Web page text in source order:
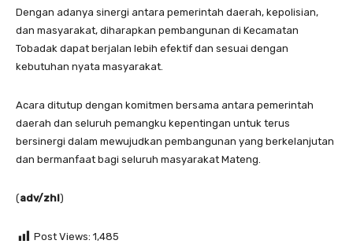
Dengan adanya sinergi antara pemerintah daerah, kepolisian,
dan masyarakat, diharapkan pembangunan di Kecamatan
Tobadak dapat berjalan lebih efektif dan sesuai dengan
kebutuhan nyata masyarakat.
Acara ditutup dengan komitmen bersama antara pemerintah
daerah dan seluruh pemangku kepentingan untuk terus
bersinergi dalam mewujudkan pembangunan yang berkelanjutan
dan bermanfaat bagi seluruh masyarakat Mateng.
(adv/zhl)
Post Views: 1,485